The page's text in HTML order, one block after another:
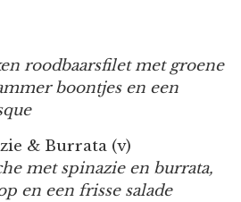
roodbaarsfilet met groene
boontjes en een
& Burrata (v)
met spinazie en burrata,
en een frisse salade